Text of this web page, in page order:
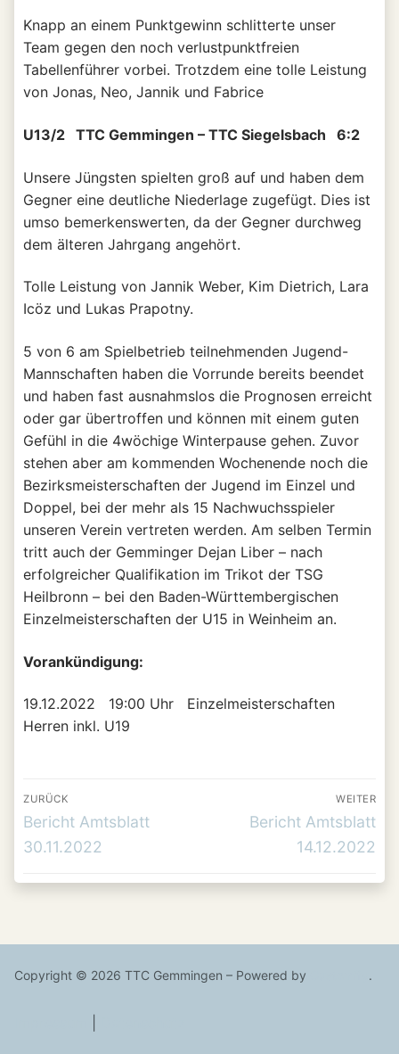
Knapp an einem Punktgewinn schlitterte unser
Team gegen den noch verlustpunktfreien
Tabellenführer vorbei. Trotzdem eine tolle Leistung
von Jonas, Neo, Jannik und Fabrice
U13/2 TTC Gemmingen – TTC Siegelsbach 6:2
Unsere Jüngsten spielten groß auf und haben dem
Gegner eine deutliche Niederlage zugefügt. Dies ist
umso bemerkenswerten, da der Gegner durchweg
dem älteren Jahrgang angehört.
Tolle Leistung von Jannik Weber, Kim Dietrich, Lara
Icöz und Lukas Prapotny.
5 von 6 am Spielbetrieb teilnehmenden Jugend-
Mannschaften haben die Vorrunde bereits beendet
und haben fast ausnahmslos die Prognosen erreicht
oder gar übertroffen und können mit einem guten
Gefühl in die 4wöchige Winterpause gehen. Zuvor
stehen aber am kommenden Wochenende noch die
Bezirksmeisterschaften der Jugend im Einzel und
Doppel, bei der mehr als 15 Nachwuchsspieler
unseren Verein vertreten werden. Am selben Termin
tritt auch der Gemminger Dejan Liber – nach
erfolgreicher Qualifikation im Trikot der TSG
Heilbronn – bei den Baden-Württembergischen
Einzelmeisterschaften der U15 in Weinheim an.
Vorankündigung:
19.12.2022 19:00 Uhr Einzelmeisterschaften
Herren inkl. U19
Beitrags-
Navigation
ZURÜCK
Vorheriger
Beitrag:
Bericht Amtsblatt
30.11.2022
WEITER
Nächster
Beitrag:
Bericht Amtsblatt
14.12.2022
Copyright © 2026 TTC Gemmingen – Powered by .